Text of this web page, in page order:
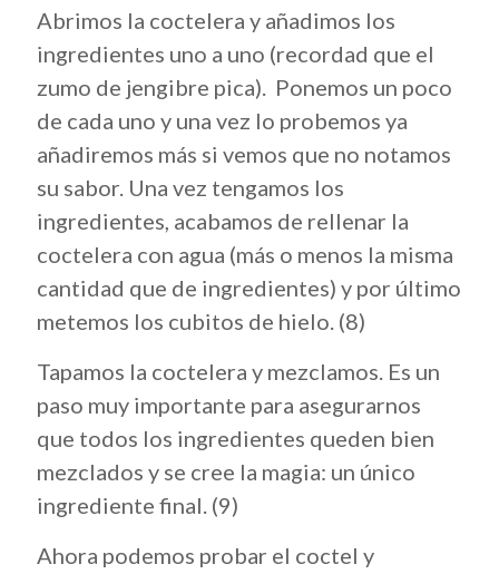
Abrimos la coctelera y añadimos los
ingredientes uno a uno (recordad que el
zumo de jengibre pica). Ponemos un poco
de cada uno y una vez lo probemos ya
añadiremos más si vemos que no notamos
su sabor. Una vez tengamos los
ingredientes, acabamos de rellenar la
coctelera con agua (más o menos la misma
cantidad que de ingredientes) y por último
metemos los cubitos de hielo. (8)
Tapamos la coctelera y mezclamos. Es un
paso muy importante para asegurarnos
que todos los ingredientes queden bien
mezclados y se cree la magia: un único
ingrediente final. (9)
Ahora podemos probar el coctel y